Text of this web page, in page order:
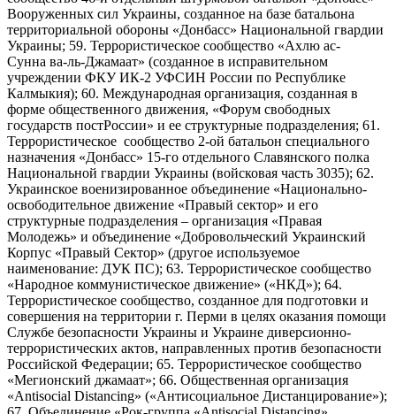
Вооруженных сил Украины, созданное на базе батальона
территориальной обороны «Донбасс» Национальной гвардии
Украины; 59. Террористическое сообщество «Ахлю ас-
Сунна ва-ль-Джамаат» (созданное в исправительном
учреждении ФКУ ИК-2 УФСИН России по Республике
Калмыкия); 60. Международная организация, созданная в
форме общественного движения, «Форум свободных
государств постРоссии» и ее структурные подразделения; 61.
Террористическое сообщество 2-ой батальон специального
назначения «Донбасс» 15-го отдельного Славянского полка
Национальной гвардии Украины (войсковая часть 3035); 62.
Украинское военизированное объединение «Национально-
освободительное движение «Правый сектор» и его
структурные подразделения – организация «Правая
Молодежь» и объединение «Добровольческий Украинский
Корпус «Правый Сектор» (другое используемое
наименование: ДУК ПС); 63. Террористическое сообщество
«Народное коммунистическое движение» («НКД»); 64.
Террористическое сообщество, созданное для подготовки и
совершения на территории г. Перми в целях оказания помощи
Службе безопасности Украины и Украине диверсионно-
террористических актов, направленных против безопасности
Российской Федерации; 65. Террористическое сообщество
«Мегионский джамаат»; 66. Общественная организация
«Antisocial Distancing» («Антисоциальное Дистанцирование»);